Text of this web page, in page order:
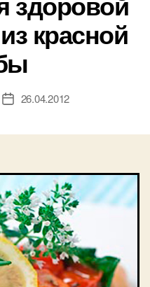
красной
Дата26.04.2012